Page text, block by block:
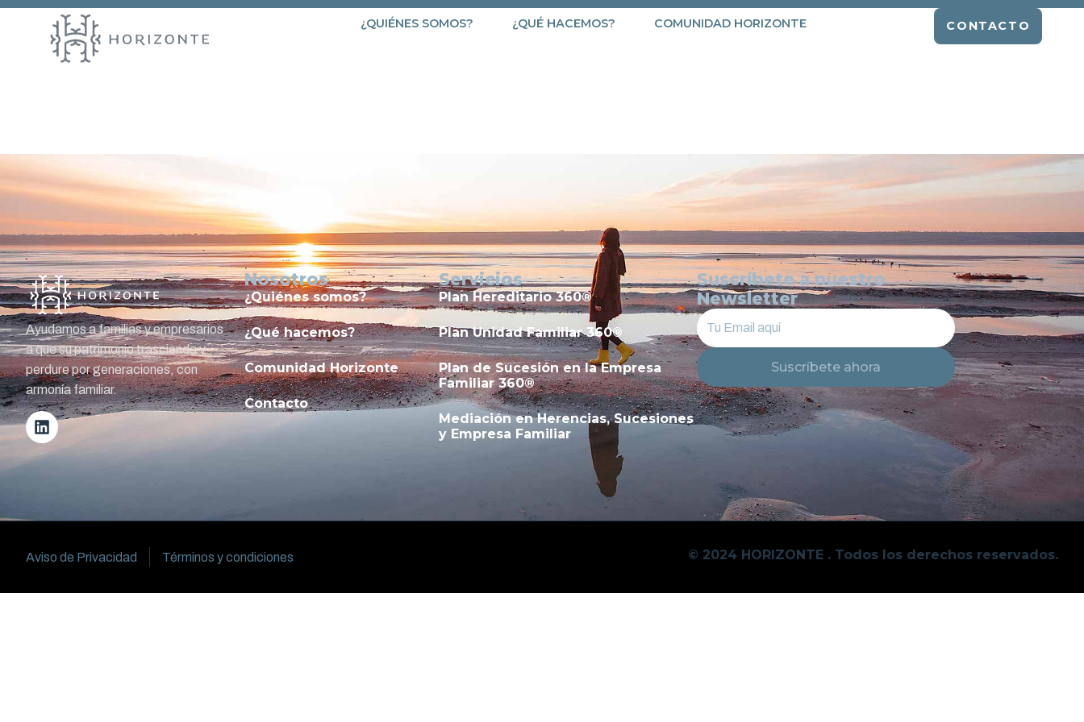
¿QUIÉNES SOMOS? ¿QUÉ HACEMOS? COMUNIDAD HORIZONTE CONTACTO
Ayudamos a familias y empresarios
a que su patrimonio trascienda y
perdure por generaciones, con
armonía familiar.
Nosotros
¿Quiénes somos?
¿Qué hacemos?
Comunidad Horizonte
Contacto
Servicios
Plan Hereditario 360®
Plan Unidad Familiar 360®
Plan de Sucesión en la Empresa
Familiar 360®
Mediación en Herencias, Sucesiones
y Empresa Familiar
Suscríbete a nuestro
Newsletter
Suscríbete ahora
Aviso de Privacidad Términos y condiciones © 2024 HORIZONTE . Todos los derechos reservados.